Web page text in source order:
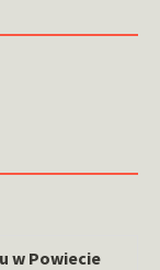
w Powiecie